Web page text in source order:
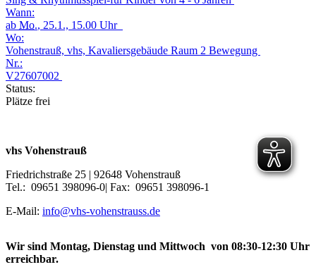
Wann:
ab Mo., 25.1., 15.00 Uhr
Wo:
Vohenstrauß, vhs, Kavaliersgebäude Raum 2 Bewegung
Nr.:
V27607002
Status:
Plätze frei
vhs Vohenstrauß
Friedrichstraße 25 | 92648 Vohenstrauß
Tel.: 09651 398096-0| Fax: 09651 398096-1
E-Mail: info@vhs-vohenstrauss.de
Wir sind Montag, Dienstag und Mittwoch von 08:30-12:30 Uhr
erreichbar.